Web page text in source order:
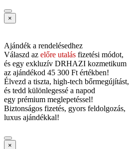
×
Ajándék a rendelésedhez
Válaszd az előre utalás fizetési módot,
és egy exkluzív DRHAZI kozmetikum
az ajándékod 45 300 Ft értékben!
Élvezd a tiszta, high-tech bőrmegújítást,
és tedd különlegessé a napod
egy prémium meglepetéssel!
Biztonságos fizetés, gyors feldolgozás,
luxus ajándékkal!
×